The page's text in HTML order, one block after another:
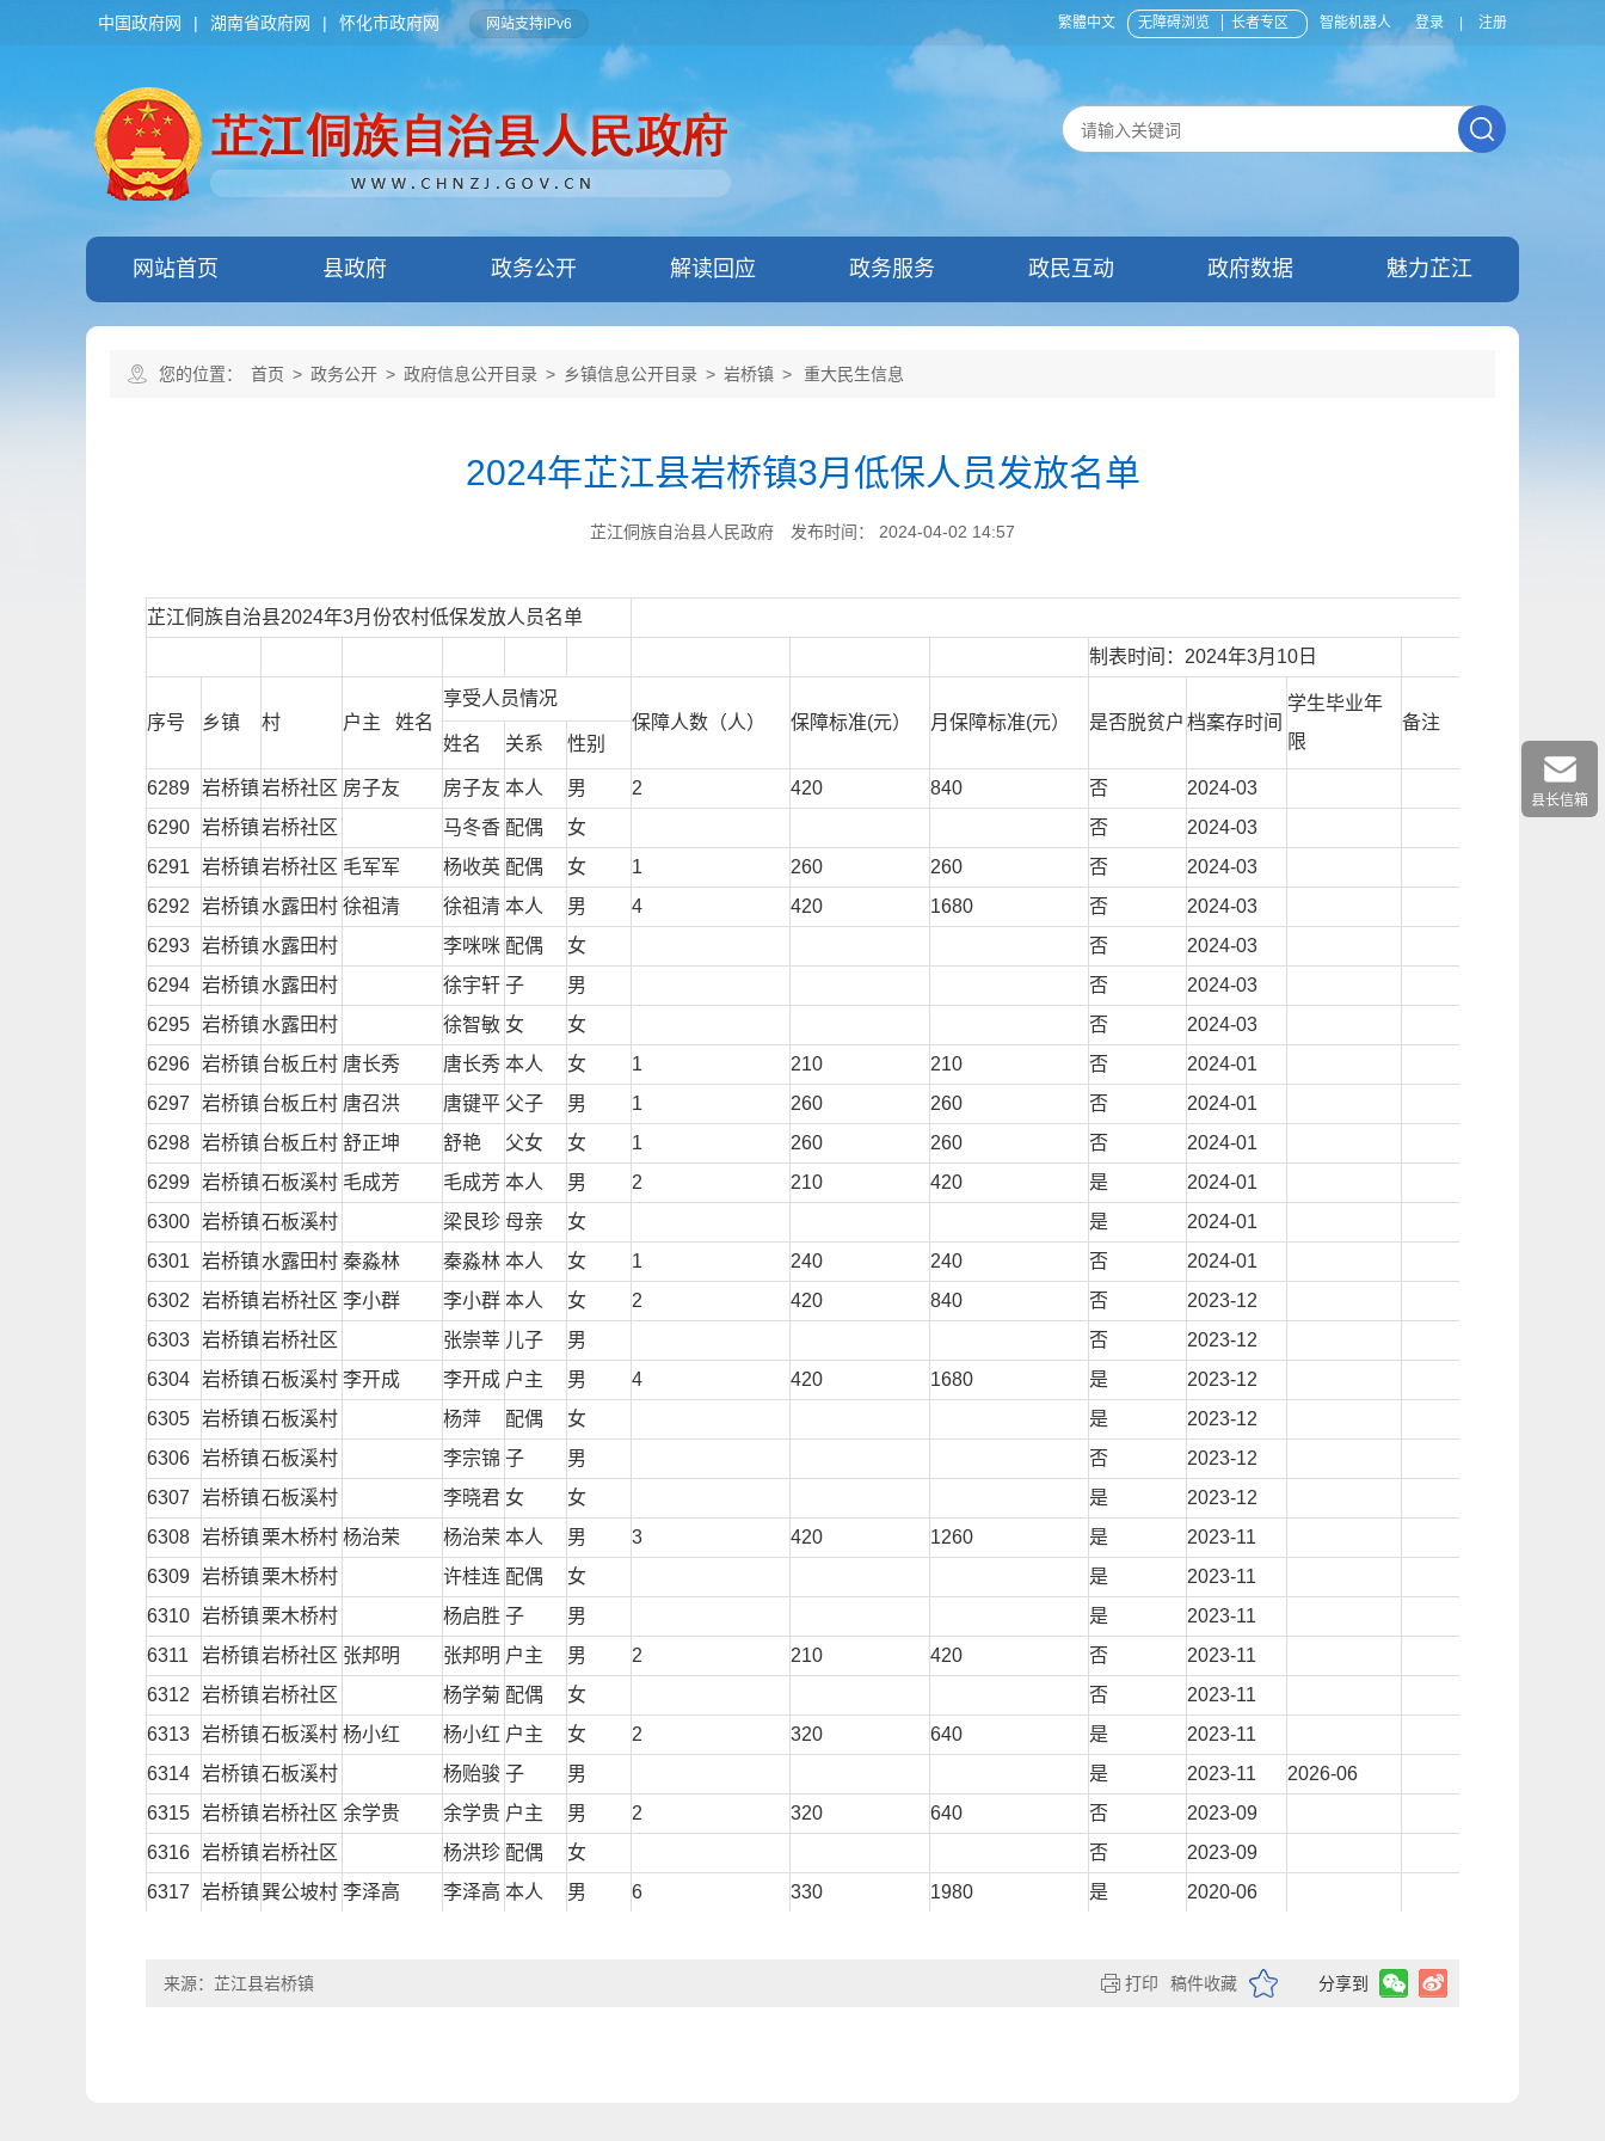
繁體中文 无障碍浏览 长者专区 智能机器人 登录 注册
中国政府网 | 湖南省政府网 | 怀化市政府网 网站支持IPv6
网站首页 县政府 政务公开 解读回应 政务服务 政民互动 政府数据 魅力芷江
您的位置： 首页 > 政务公开 > 政府信息公开目录 > 乡镇信息公开目录 > 岩桥镇 > 重大民生信息
2024年芷江县岩桥镇3月低保人员发放名单
芷江侗族自治县人民政府 发布时间： 2024-04-02 14:57
芷江侗族自治县2024年3月份农村低保发放人员名单
制表时间：2024年3月10日
序号 乡镇 村 户主 姓名
享受人员情况
保障人数（人）
保障标准(元） 月保障标准(元） 是否脱贫户 档案存时间
学生毕业年
限
备注
姓名
关系 性别
6289 岩桥镇岩桥社区 房子友 房子友 本人 男 2 420 840 否
2024-03
6290 岩桥镇岩桥社区 马冬香 配偶 女 否
2024-03
6291
岩桥镇岩桥社区 毛军军 杨收英 配偶 女 1 260 260 否
2024-03
6292
岩桥镇水露田村 徐祖清 徐祖清 本人 男 4 420 1680 否
2024-03
6293 岩桥镇水露田村 李咪咪 配偶 女 否
2024-03
6294 岩桥镇水露田村 徐宇轩 子 男 否
2024-03
6295 岩桥镇水露田村 徐智敏 女 女 否
2024-03
6296 岩桥镇台板丘村 唐长秀 唐长秀 本人 女 1 210 210 否
2024-01
6297
岩桥镇台板丘村 唐召洪 唐键平 父子 男 1 260 260 否
2024-01
6298 岩桥镇台板丘村 舒正坤 舒艳 父女 女 1 260 260 否
2024-01
6299 岩桥镇石板溪村 毛成芳 毛成芳 本人 男 2 210 420 是
2024-01
6300 岩桥镇石板溪村 梁艮珍 母亲 女 是
2024-01
6301
岩桥镇水露田村 秦淼林 秦淼林 本人 女 1 240 240 否
2024-01
6302
岩桥镇岩桥社区 李小群 李小群 本人 女 2 420 840 否
2023-12
6303 岩桥镇岩桥社区 张崇莘 儿子 男 否
2023-12
6304 岩桥镇石板溪村 李开成 李开成 户主 男 4 420 1680 是
2023-12
6305 岩桥镇石板溪村 杨萍 配偶 女 是
2023-12
6306 岩桥镇石板溪村 李宗锦 子 男 否
2023-12
6307
岩桥镇石板溪村 李晓君 女 女 是
2023-12
6308 岩桥镇栗木桥村 杨治荣 杨治荣 本人 男 3 420 1260 是
2023-11
6309 岩桥镇栗木桥村 许桂连 配偶 女 是
2023-11
6310 岩桥镇栗木桥村 杨启胜 子 男 是
2023-11
6311
岩桥镇岩桥社区 张邦明 张邦明 户主 男 2 210 420 否
2023-11
6312
岩桥镇岩桥社区 杨学菊 配偶 女 否
2023-11
6313 岩桥镇石板溪村 杨小红 杨小红 户主 女 2 320 640 是
2023-11
6314 岩桥镇石板溪村 杨贻骏 子 男 是 2023-11
2026-06
6315 岩桥镇岩桥社区 余学贵 余学贵 户主 男 2 320 640 否
2023-09
6316 岩桥镇岩桥社区 杨洪珍 配偶 女 否
2023-09
6317
岩桥镇巽公坡村 李泽高 李泽高 本人 男 6 330 1980 是
2020-06
6319
岩桥镇 巽公坡村 是
2020-06
稿件收藏 分享到
打印
来源：芷江县岩桥镇
县长信箱